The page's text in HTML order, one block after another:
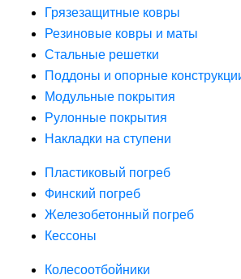
Грязезащитные ковры
Резиновые ковры и маты
Стальные решетки
Поддоны и опорные
Модульные покрытия
Рулонные покрытия
Накладки на ступени
Пластиковый погреб
Финский погреб
Железобетонный погреб
Кессоны
Колесоотбойники